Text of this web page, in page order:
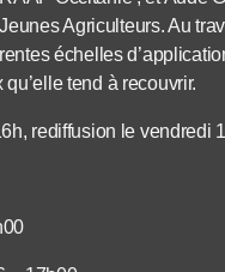
Agriculteurs. Au
échelles
tend à recouvrir.
rediffusion le vendredi